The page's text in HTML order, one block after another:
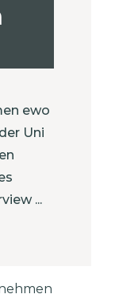
ewo
Uni
...